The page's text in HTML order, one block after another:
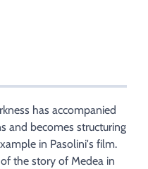
has accompanied
and becomes structuring
in Pasolini's film.
the story of Medea in